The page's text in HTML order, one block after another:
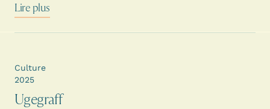
Lire plus
Ugegraff
Culture
2025